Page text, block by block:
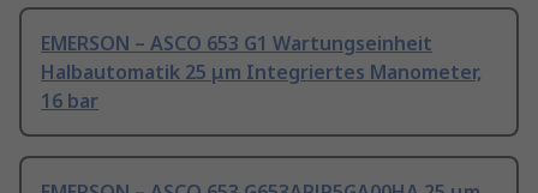
EMERSON – ASCO 653 G1 Wartungseinheit
Halbautomatik 25 μm Integriertes Manometer,
16 bar